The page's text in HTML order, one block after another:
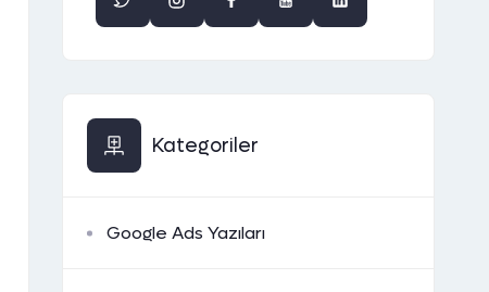
Kategoriler
Google Ads Yazıları